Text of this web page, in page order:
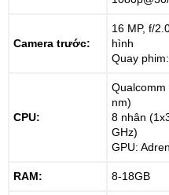
Camera trước:
16 MP, f/
hình
Quay
CPU:
nm)
8 nhân
GHz)
GPU:
RAM: 8-18GB